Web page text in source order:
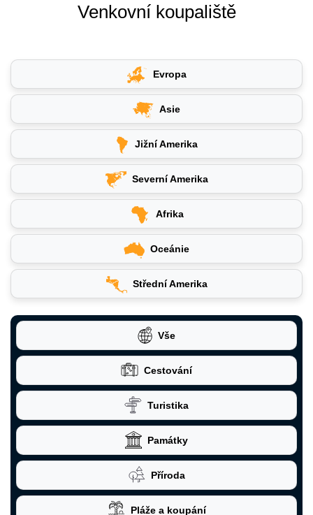
Venkovní koupaliště
Evropa
Asie
Jižní Amerika
Severní Amerika
Afrika
Oceánie
Střední Amerika
Vše
Cestování
Turistika
Památky
Příroda
Pláže a koupání